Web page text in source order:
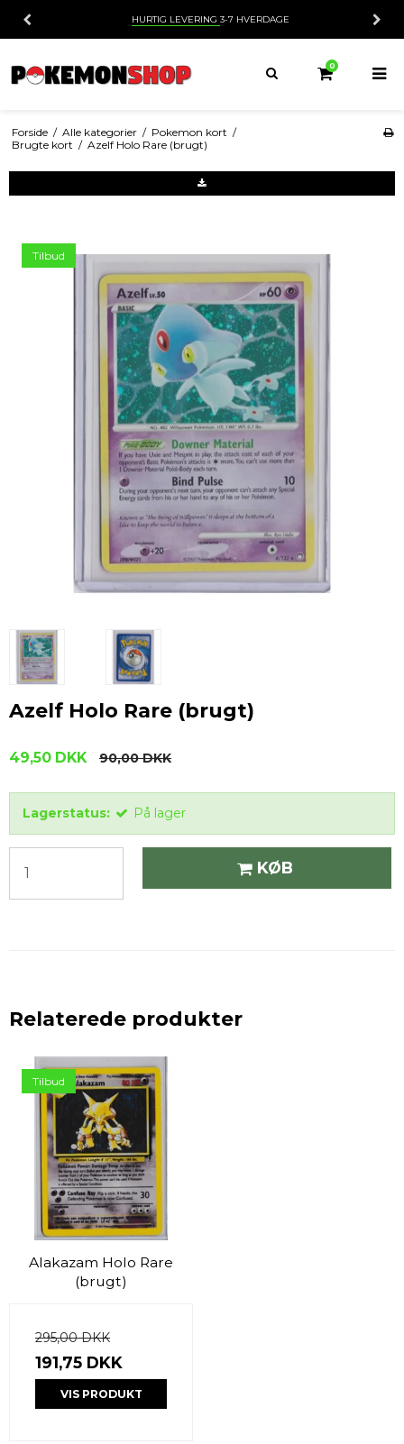
HURTIG LEVERING 3-7 HVERDAGE
0
Forside / Alle kategorier / Pokemon kort /
Brugte kort / Azelf Holo Rare (brugt)
Tilbud
Azelf Holo Rare (brugt)
49,50 DKK 90,00 DKK
Lagerstatus: På lager
KØB
Relaterede produkter
Tilbud
Alakazam Holo Rare
(brugt)
295,00 DKK
191,75 DKK
VIS PRODUKT